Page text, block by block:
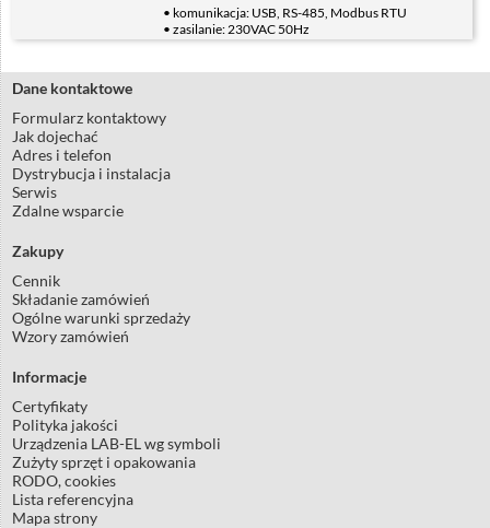
komunikacja: USB, RS-485, Modbus RTU
zasilanie: 230VAC 50Hz
Dane kontaktowe
Formularz kontaktowy
Jak dojechać
Adres i telefon
Dystrybucja i instalacja
Serwis
Zdalne wsparcie
Zakupy
Cennik
Składanie zamówień
Ogólne warunki sprzedaży
Wzory zamówień
Informacje
Certyfikaty
Polityka jakości
Urządzenia LAB-EL wg symboli
Zużyty sprzęt i opakowania
RODO, cookies
Lista referencyjna
Mapa strony